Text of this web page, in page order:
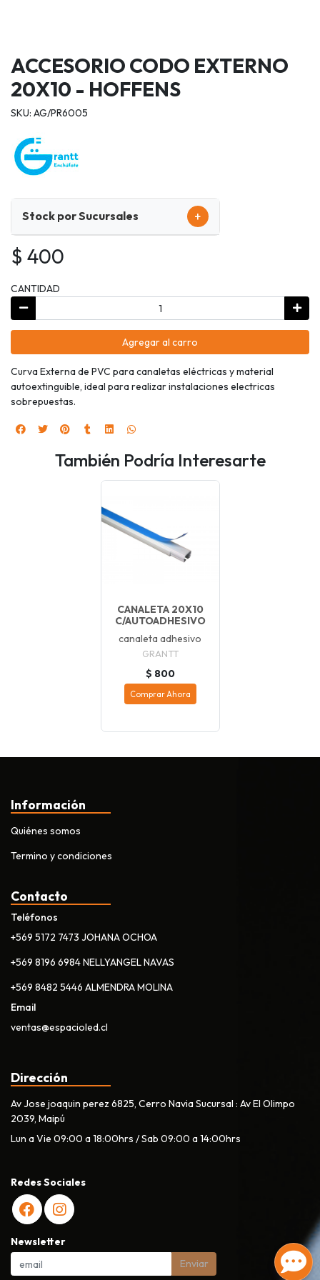
ACCESORIO CODO EXTERNO
20X10 - HOFFENS
SKU: AG/PR6005
Stock por Sucursales +
$ 400
CANTIDAD
Agregar al carro
Curva Externa de PVC para canaletas eléctricas y material
autoextinguible, ideal para realizar instalaciones electricas
sobrepuestas.
También Podría Interesarte
CANALETA 20X10
C/AUTOADHESIVO
canaleta adhesivo
GRANTT
$ 800
Comprar Ahora
Información
Quiénes somos
Termino y condiciones
Contacto
Teléfonos
+569 5172 7473 JOHANA OCHOA
+569 8196 6984 NELLYANGEL NAVAS
+569 8482 5446 ALMENDRA MOLINA
Email
ventas@espacioled.cl
Dirección
Av Jose joaquin perez 6825, Cerro Navia Sucursal : Av El Olimpo
2039, Maipú
Lun a Vie 09:00 a 18:00hrs / Sab 09:00 a 14:00hrs
Redes Sociales
Newsletter
Enviar